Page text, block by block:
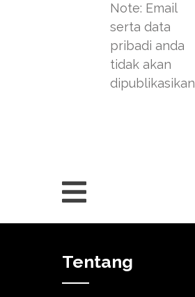
Note: Email
serta data
pribadi anda
tidak akan
dipublikasikan
Tentang